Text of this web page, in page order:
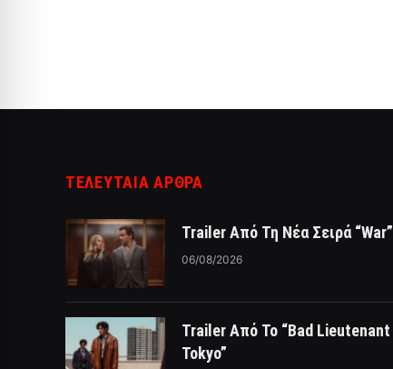
ΤΕΛΕΥΤΑΙΑ ΑΡΘΡΑ
Trailer Από Τη Νέα Σειρά “War”
06/08/2026
Trailer Από Το “Bad Lieutenant
Tokyo”